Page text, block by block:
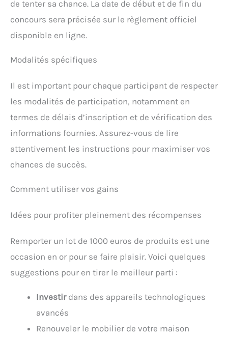
de tenter sa chance. La date de début et de fin du
concours sera précisée sur le règlement officiel
disponible en ligne.
Modalités spécifiques
Il est important pour chaque participant de respecter
les modalités de participation, notamment en
termes de délais d’inscription et de vérification des
informations fournies. Assurez-vous de lire
attentivement les instructions pour maximiser vos
chances de succès.
Comment utiliser vos gains
Idées pour profiter pleinement des récompenses
Remporter un lot de 1000 euros de produits est une
occasion en or pour se faire plaisir. Voici quelques
suggestions pour en tirer le meilleur parti :
Investirdans des appareils technologiques
avancés
Renouveler le mobilier de votre maison